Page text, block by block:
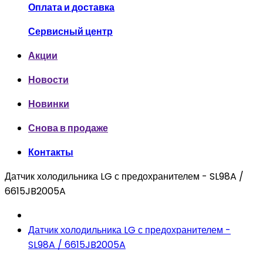
Оплата и доставка
Сервисный центр
Акции
Новости
Новинки
Снова в продаже
Контакты
Датчик холодильника LG с предохранителем - SL98A /
6615JB2005A
Датчик холодильника LG с предохранителем -
SL98A / 6615JB2005A